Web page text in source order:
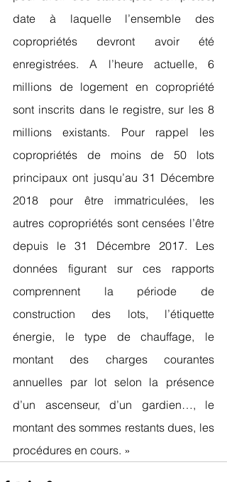
date à laquelle l’ensemble des
copropriétés devront avoir été
enregistrées. A l’heure actuelle, 6
millions de logement en copropriété
sont inscrits dans le registre, sur les 8
millions existants. Pour rappel les
copropriétés de moins de 50 lots
principaux ont jusqu’au 31 Décembre
2018 pour être immatriculées, les
autres copropriétés sont censées l’être
depuis le 31 Décembre 2017. Les
données figurant sur ces rapports
comprennent la période de
construction des lots, l’étiquette
énergie, le type de chauffage, le
montant des charges courantes
annuelles par lot selon la présence
d’un ascenseur, d’un gardien…, le
montant des sommes restants dues, les
procédures en cours. »